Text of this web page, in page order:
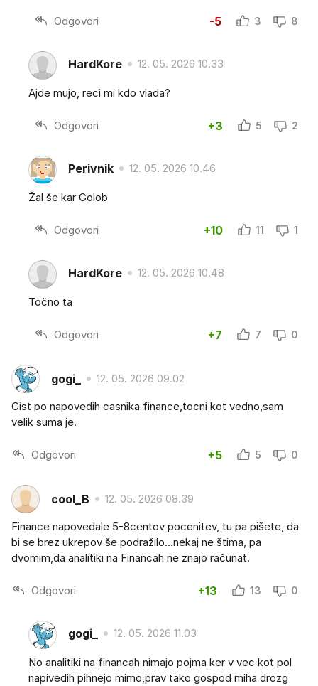
Odgovori -5 3 8
HardKore 12. 05. 2026 10.33
Ajde mujo, reci mi kdo vlada?
Odgovori +3 5 2
Perivnik 12. 05. 2026 10.46
Žal še kar Golob
Odgovori +10 11 1
HardKore 12. 05. 2026 10.48
Točno ta
Odgovori +7 7 0
gogi_ 12. 05. 2026 09.02
Cist po napovedih casnika finance,tocni kot vedno,sam
velik suma je.
Odgovori +5 5 0
cool_B 12. 05. 2026 08.39
Finance napovedale 5-8centov pocenitev, tu pa pišete, da
bi se brez ukrepov še podražilo...nekaj ne štima, pa
dvomim,da analitiki na Financah ne znajo računat.
Odgovori +13 13 0
gogi_ 12. 05. 2026 11.03
No analitiki na financah nimajo pojma ker v vec kot pol
napivedih pihnejo mimo,prav tako gospod miha drozg